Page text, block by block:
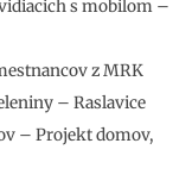
s mobilom –
z MRK
– Raslavice
– Projekt domov,